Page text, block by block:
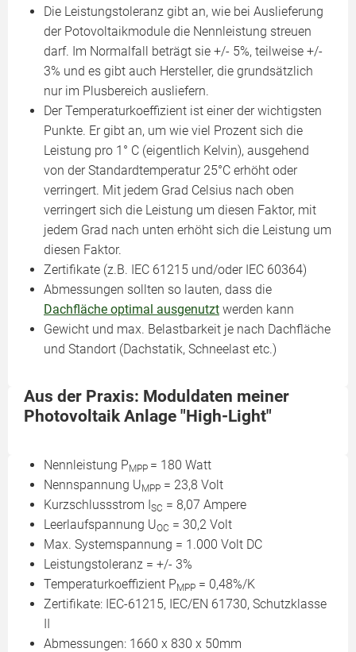
Die Leistungstoleranz gibt an, wie bei Auslieferung
der Potovoltaikmodule die Nennleistung streuen
darf. Im Normalfall beträgt sie +/- 5%, teilweise +/-
3% und es gibt auch Hersteller, die grundsätzlich
nur im Plusbereich ausliefern.
Der Temperaturkoeffizient ist einer der wichtigsten
Punkte. Er gibt an, um wie viel Prozent sich die
Leistung pro 1° C (eigentlich Kelvin), ausgehend
von der Standardtemperatur 25°C erhöht oder
verringert. Mit jedem Grad Celsius nach oben
verringert sich die Leistung um diesen Faktor, mit
jedem Grad nach unten erhöht sich die Leistung um
diesen Faktor.
Zertifikate (z.B. IEC 61215 und/oder IEC 60364)
Abmessungen sollten so lauten, dass die
Dachfläche optimal ausgenutzt werden kann
Gewicht und max. Belastbarkeit je nach Dachfläche
und Standort (Dachstatik, Schneelast etc.)
Aus der Praxis: Moduldaten meiner
Photovoltaik Anlage "High-Light"
Nennleistung PMPP = 180 Watt
Nennspannung UMPP = 23,8 Volt
Kurzschlussstrom ISC = 8,07 Ampere
Leerlaufspannung UOC = 30,2 Volt
Max. Systemspannung = 1.000 Volt DC
Leistungstoleranz = +/- 3%
Temperaturkoeffizient PMPP = 0,48%/K
Zertifikate: IEC-61215, IEC/EN 61730, Schutzklasse
II
Abmessungen: 1660 x 830 x 50mm